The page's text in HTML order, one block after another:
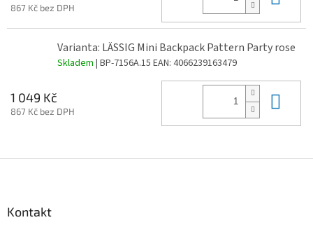
867 Kč bez DPH
Varianta: LÄSSIG Mini Backpack Pattern Party rose
Skladem | BP-7156A.15 EAN: 4066239163479
1 049 Kč
867 Kč bez DPH
Kontakt